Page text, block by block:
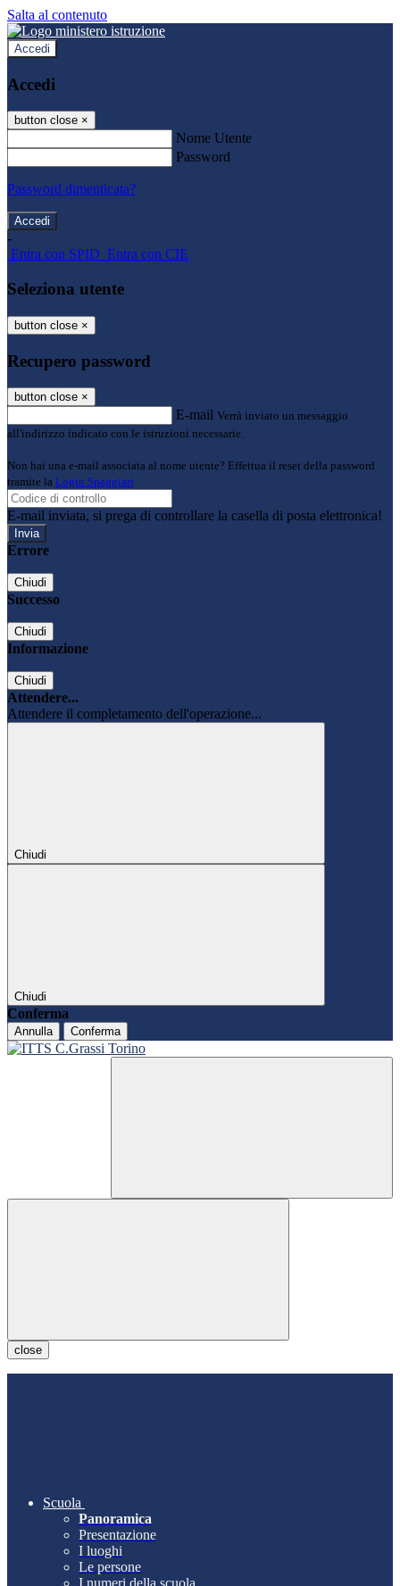
Salta al contenuto
Accedi
Accedi
button close ×
Nome Utente
Password
Password dimenticata?
-
Entra con SPID Entra con CIE
Seleziona utente
button close ×
Recupero password
button close ×
E-mail Verrà inviato un messaggio
all'indirizzo indicato con le istruzioni necessarie.
Non hai una e-mail associata al nome utente? Effettua il reset della password
tramite la Login Spaggiari
E-mail inviata, si prega di controllare la casella di posta elettronica!
Errore
Chiudi
Successo
Chiudi
Informazione
Chiudi
Attendere...
Attendere il completamento dell'operazione...
Chiudi
Chiudi
Conferma
Annulla Conferma
close
Scuola
Panoramica
Presentazione
I luoghi
Le persone